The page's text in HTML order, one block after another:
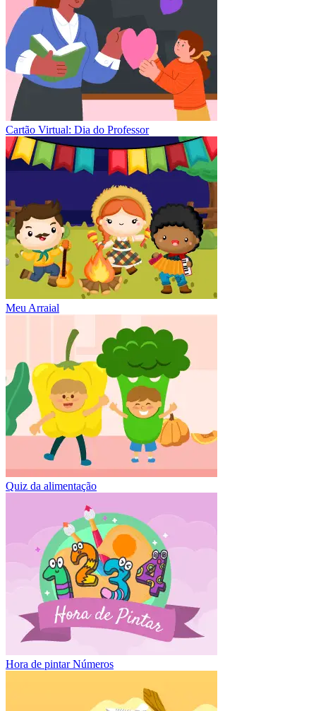
Cartão Virtual: Dia do Professor
Meu Arraial
Quiz da alimentação
Hora de pintar Números